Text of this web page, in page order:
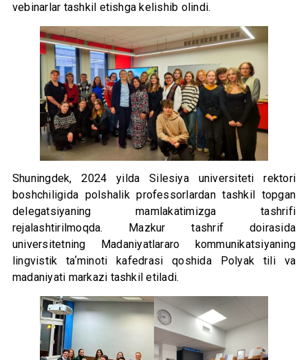
vebinarlar tashkil etishga kelishib olindi.
Shuningdek, 2024 yilda Silesiya universiteti rektori
boshchiligida polshalik professorlardan tashkil topgan
delegatsiyaning mamlakatimizga tashrifi
rejalashtirilmoqda. Mazkur tashrif doirasida
universitetning Madaniyatlararo kommunikatsiyaning
lingvistik taʼminoti kafedrasi qoshida Polyak tili va
madaniyati markazi tashkil etiladi.